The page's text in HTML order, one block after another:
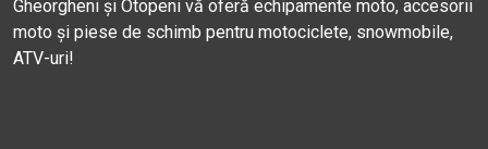
Gheorgheni și Otopeni vă oferă echipamente moto, accesorii
moto și piese de schimb pentru motociclete, snowmobile,
ATV-uri!